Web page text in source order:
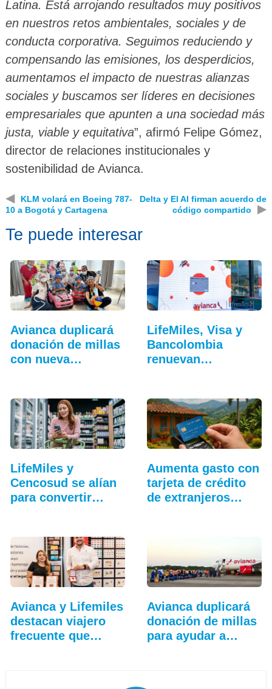
Latina. Está arrojando resultados muy positivos
en nuestros retos ambientales, sociales y de
conducta corporativa. Seguimos reduciendo y
compensando las emisiones, los desperdicios,
aumentamos el impacto de nuestras alianzas
sociales y buscamos ser líderes en decisiones
empresariales que apunten a una sociedad más
justa, viable y equitativa”, afirmó Felipe Gómez,
director de relaciones institucionales y
sostenibilidad de Avianca.
◀
KLM volará en Boeing 787-
10 a Bogotá y Cartagena
Delta y El Al firman acuerdo de
código compartido
▶
Te puede interesar
Avianca duplicará
donación de millas
con nueva
LifeMiles, Visa y
Bancolombia
renuevan
LifeMiles y
Cencosud se alían
para convertir
Aumenta gasto con
tarjeta de crédito
de extranjeros…
Avianca y Lifemiles
destacan viajero
frecuente que…
Avianca duplicará
donación de millas
para ayudar a…